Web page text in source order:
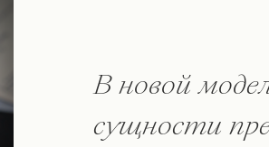
В новой
сущности